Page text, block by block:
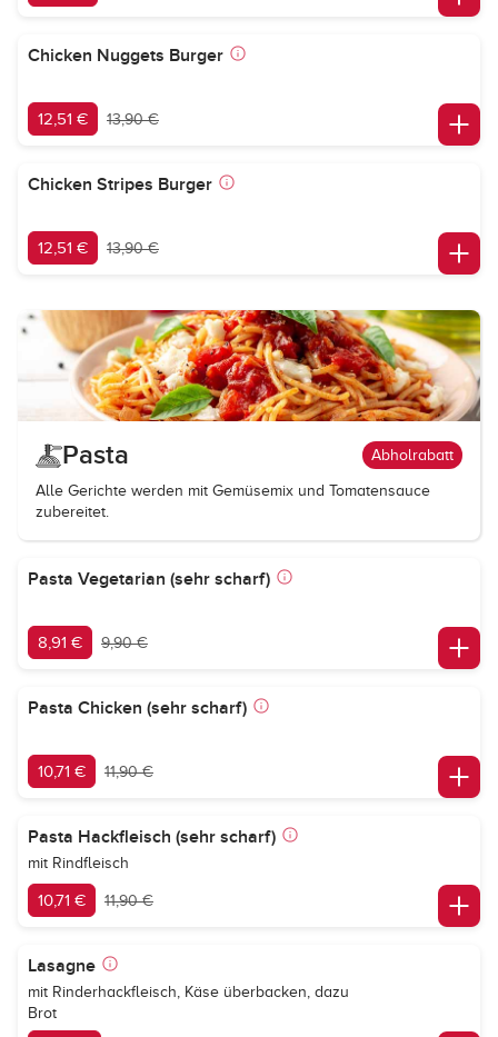
Chicken Nuggets Burger
12,51 € 13,90 €
Chicken Stripes Burger
12,51 € 13,90 €
Pasta Abholrabatt
Alle Gerichte werden mit Gemüsemix und Tomatensauce
zubereitet.
Pasta Vegetarian (sehr scharf)
8,91 € 9,90 €
Pasta Chicken (sehr scharf)
10,71 € 11,90 €
Pasta Hackfleisch (sehr scharf)
mit Rindfleisch
10,71 € 11,90 €
Lasagne
mit Rinderhackfleisch, Käse überbacken, dazu
Brot